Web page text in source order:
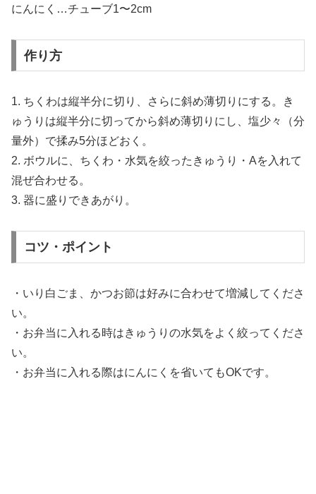
にんにく…チューブ1〜2cm
作り方
1. ちくわは縦半分に切り、さらに斜め薄切りにする。き
ゅうりは縦半分に切ってから斜め薄切りにし、塩少々（分
量外）で揉み5分ほどおく。
2. ボウルに、ちくわ・水気を絞ったきゅうり・Aを入れて
混ぜ合わせる。
3. 器に盛りできあがり。
コツ・ポイント
・いり白ごま、かつお節は好みに合わせて増減してくださ
い。
・お弁当に入れる時はきゅうりの水気をよく絞ってくださ
い。
・お弁当に入れる際はにんにくを省いてもOKです。